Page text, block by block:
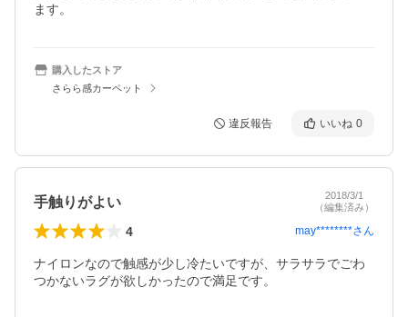
ます。
購入したストア
さらら感カーペット
違反報告 いいね 0
手触りがよい
2018/3/1
（編集済み）
4 may********さん
ナイロンなので触感が少し冷たいですが、サラサラでごわ
つかないラグが欲しかったので満足です。